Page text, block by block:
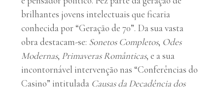
brilhantes jovens intelectuais que ficaria
conhecida por “Geração de 70”. Da sua vasta
obra destacam-se: Sonetos Completos, Odes
Modernas, Primaveras Românticas, e a sua
incontornável intervenção nas “Conferências do
Casino” intitulada Causas da Decadência dos